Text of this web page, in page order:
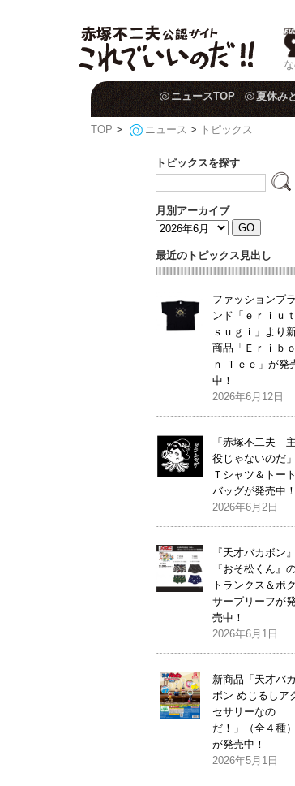
ニュースTOP 夏休み
TOP > ニュース > トピックス
トピックスを探す
月別アーカイブ
最近のトピックス見出し
ファッションブラ
ンド「ｅｒｉｕｔ
ｓｕｇｉ」より
商品「Ｅｒｉｂｏ
ｎ Ｔｅｅ」が発
中！
2026年6月12日
「赤塚不二夫 主
役じゃないのだ」
Ｔシャツ＆トート
バッグが発売中！
2026年6月2日
『天才バカボン』
『おそ松くん』
トランクス＆ボク
サーブリーフが
売中！
2026年6月1日
新商品「天才バカ
ボン めじるしア
セサリーなの
だ！」（全４種）
が発売中！
2026年5月1日